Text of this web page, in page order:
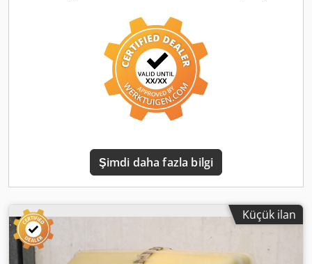
Şimdi daha fazla bilgi
Küçük ilan